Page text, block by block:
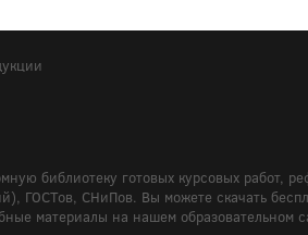
библиотеку готовых курсовых работ,
ГОСТов, СНиПов. Вы можете скачать
материалы на нашем образовательном